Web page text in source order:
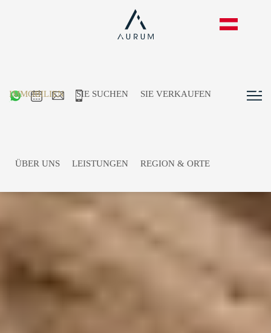
IMMOBILIEN SIE SUCHEN SIE VERKAUFEN
ÜBER UNS LEISTUNGEN REGION & ORTE